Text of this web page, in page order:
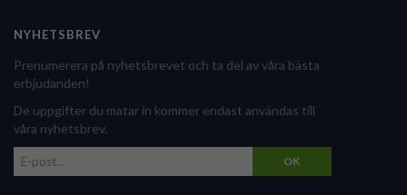
NYHETSBREV
Prenumerera på nyhetsbrevet och ta del av våra bästa
erbjudanden!
De uppgifter du matar in kommer endast användas till
våra nyhetsbrev.
OK